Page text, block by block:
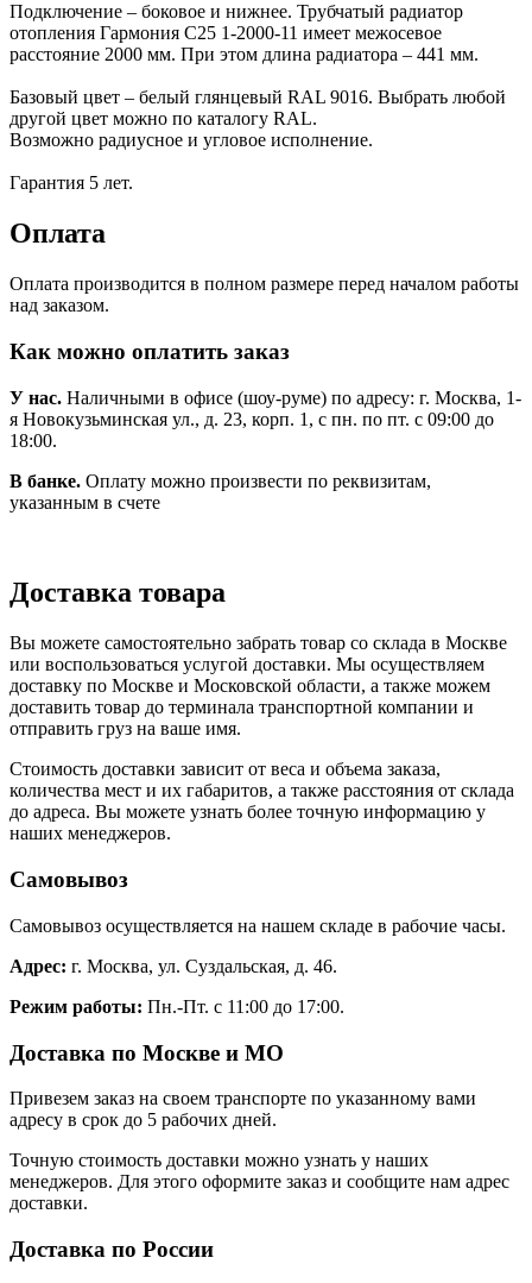
Подключение – боковое и нижнее. Трубчатый радиатор
отопления Гармония С25 1-2000-11 имеет межосевое
расстояние 2000 мм. При этом длина радиатора – 441 мм.
Базовый цвет – белый глянцевый RAL 9016. Выбрать любой
другой цвет можно по каталогу RAL.
Возможно радиусное и угловое исполнение.
Гарантия 5 лет.
Оплата
Оплата производится в полном размере перед началом работы
над заказом.
Как можно оплатить заказ
У нас. Наличными в офисе (шоу-руме) по адресу: г. Москва, 1-
я Новокузьминская ул., д. 23, корп. 1, с пн. по пт. с 09:00 до
18:00.
В банке. Оплату можно произвести по реквизитам,
указанным в счете
Доставка товара
Вы можете самостоятельно забрать товар со склада в Москве
или воспользоваться услугой доставки. Мы осуществляем
доставку по Москве и Московской области, а также можем
доставить товар до терминала транспортной компании и
отправить груз на ваше имя.
Стоимость доставки зависит от веса и объема заказа,
количества мест и их габаритов, а также расстояния от склада
до адреса. Вы можете узнать более точную информацию у
наших менеджеров.
Самовывоз
Самовывоз осуществляется на нашем складе в рабочие часы.
Адрес: г. Москва, ул. Суздальская, д. 46.
Режим работы: Пн.-Пт. с 11:00 до 17:00.
Доставка по Москве и МО
Привезем заказ на своем транспорте по указанному вами
адресу в срок до 5 рабочих дней.
Точную стоимость доставки можно узнать у наших
менеджеров. Для этого оформите заказ и сообщите нам адрес
доставки.
Доставка по России